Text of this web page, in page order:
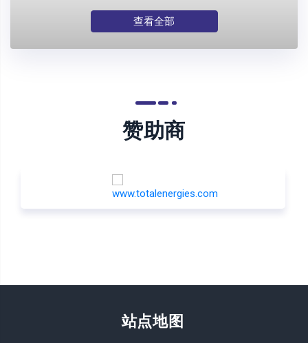
查看全部
赞助商
站点地图